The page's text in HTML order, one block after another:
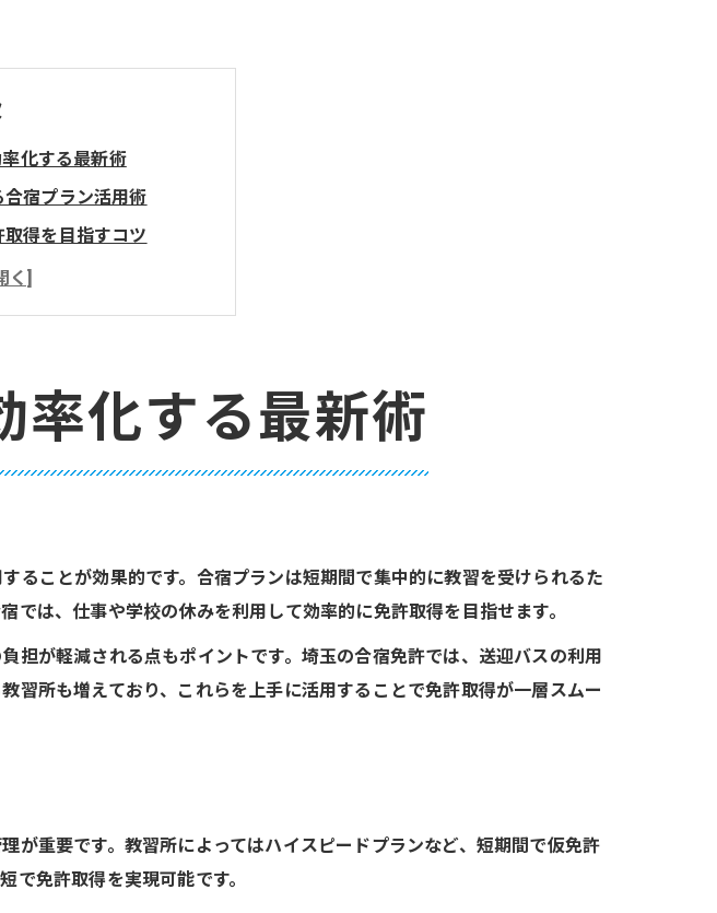
化する最新術
宿プラン活用術
得を目指すコツ
得方法の工夫
ケジュール最適化
免許取得の選び方
と通学の違いを比較
際の選択ポイント
アの免許取得体験
底比較で解説
通学と合宿の違い
時期別の比較法
を柔軟に選ぶポイント
ラン見極め術
率化する最新術
ることが効果的です。合宿プランは短期間で集中的に教習を受けられるた
は、仕事や学校の休みを利用して効率的に免許取得を目指せます。
担が軽減される点もポイントです。埼玉の合宿免許では、送迎バスの利用
習所も増えており、これらを上手に活用することで免許取得が一層スムー
が重要です。教習所によってはハイスピードプランなど、短期間で仮免許
で免許取得を実現可能です。